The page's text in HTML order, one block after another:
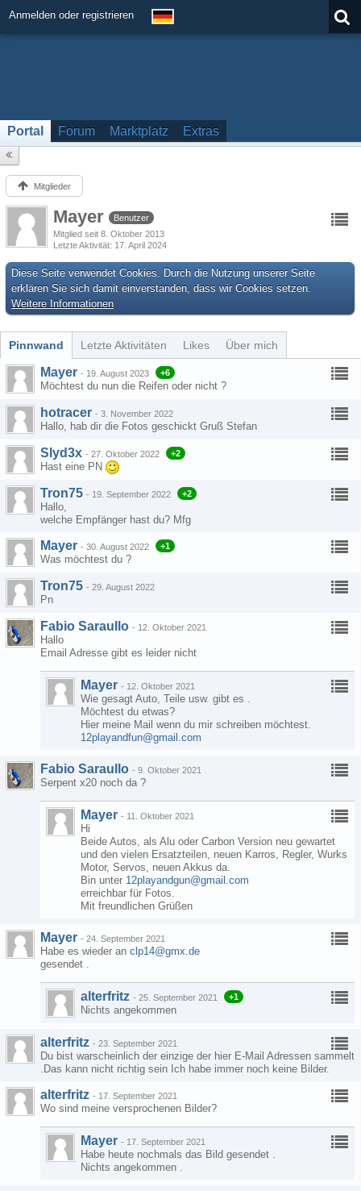
Anmelden oder registrieren
Portal Forum Marktplatz Extras
Mitglieder
Mayer
Benutzer
Mitglied seit 8. Oktober 2013
Letzte Aktivität 17. April 2024
Diese Seite verwendet Cookies. Durch die Nutzung unserer Seite
erklären Sie sich damit einverstanden, dass wir Cookies setzen.
Weitere Informationen
Pinnwand Letzte Aktivitäten Likes Über mich
Mayer - 19. August 2023 +6
Möchtest du nun die Reifen oder nicht ?
hotracer - 3. November 2022
Hallo, hab dir die Fotos geschickt Gruß Stefan
Slyd3x - 27. Oktober 2022 +2
Hast eine PN
Tron75 - 19. September 2022 +2
Hallo,
welche Empfänger hast du? Mfg
Mayer - 30. August 2022 +1
Was möchtest du ?
Tron75 - 29. August 2022
Pn
Fabio Saraullo - 12. Oktober 2021
Hallo
Email Adresse gibt es leider nicht
Mayer - 12. Oktober 2021
Wie gesagt Auto, Teile usw. gibt es .
Möchtest du etwas?
Hier meine Mail wenn du mir schreiben möchtest.
12playandfun@gmail.com
Fabio Saraullo - 9. Oktober 2021
Serpent x20 noch da ?
Mayer - 11. Oktober 2021
Hi
Beide Autos, als Alu oder Carbon Version neu gewartet
und den vielen Ersatzteilen, neuen Karros, Regler, Wurks
Motor, Servos, neuen Akkus da.
Bin unter 12playandgun@gmail.com
erreichbar für Fotos.
Mit freundlichen Grüßen
Mayer - 24. September 2021
Habe es wieder an clp14@gmx.de
gesendet .
alterfritz - 25. September 2021 +1
Nichts angekommen
alterfritz - 23. September 2021
Du bist warscheinlich der einzige der hier E-Mail Adressen sammelt
.Das kann nicht richtig sein Ich habe immer noch keine Bilder.
alterfritz - 17. September 2021
Wo sind meine versprochenen Bilder?
Mayer - 17. September 2021
Habe heute nochmals das Bild gesendet .
Nichts angekommen .